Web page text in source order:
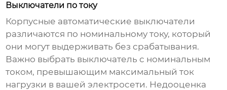
Выключатели по току
Корпусные автоматические выключатели
различаются по номинальному току, который
они могут выдерживать без срабатывания.
Важно выбрать выключатель с номинальным
током, превышающим максимальный ток
нагрузки в вашей электросети. Недооценка